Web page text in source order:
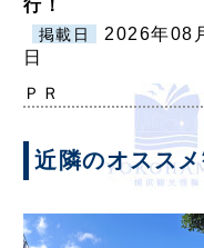
行！
掲載日
2026年08
日
ＰＲ
近隣のオスス